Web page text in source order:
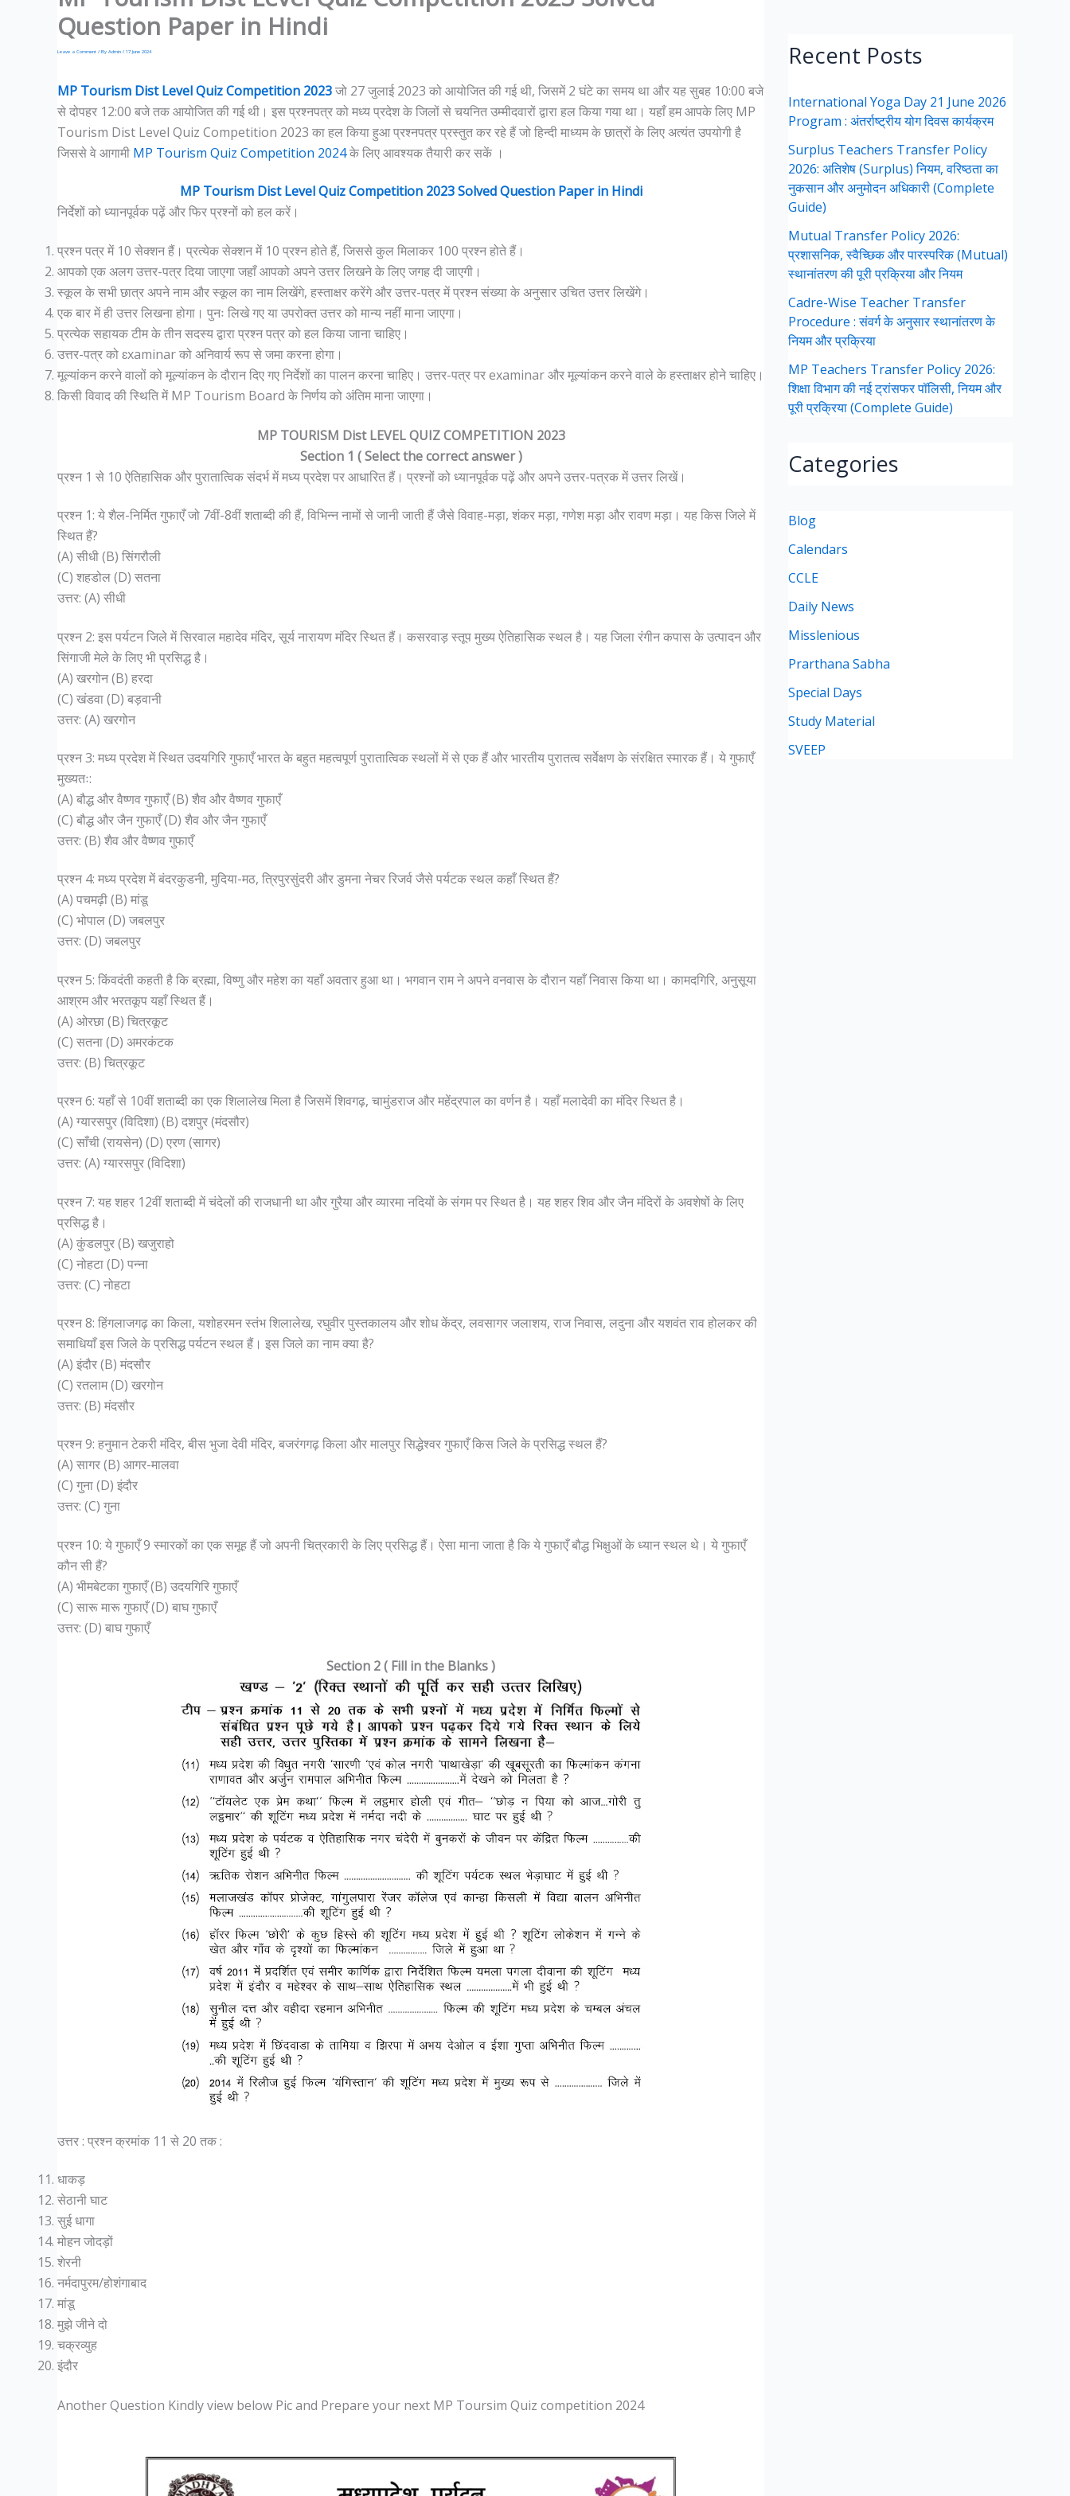
Question Paper in Hindi
Leave a Comment / By Admin / 17 June 2024
MP Tourism Dist Level Quiz Competition 2023जो 27 जुलाई 2023 को आयोजित की गई थी, जिसमें 2 घंटे का समय था और यह सुबह 10:00 बजे
से दोपहर 12:00 बजे तक आयोजित की गई थी। इस प्रश्नपत्र को मध्य प्रदेश के जिलों से चयनित उम्मीदवारों द्वारा हल किया गया था। यहाँ हम आपके लिए MP
Tourism Dist Level Quiz Competition 2023 का हल किया हुआ प्रश्नपत्र प्रस्तुत कर रहे हैं जो हिन्दी माध्यम के छात्रों के लिए अत्यंत उपयोगी है
जिससे वे आगामी MP Tourism Quiz Competition 2024के लिए आवश्यक तैयारी कर सकें ।
MP Tourism Dist Level Quiz Competition 2023 Solved Question Paper in Hindi
निर्देशों को ध्यानपूर्वक पढ़ें और फिर प्रश्नों को हल करें।
प्रश्न पत्र में 10 सेक्शन हैं। प्रत्येक सेक्शन में 10 प्रश्न होते हैं, जिससे कुल मिलाकर 100 प्रश्न होते हैं।
आपको एक अलग उत्तर-पत्र दिया जाएगा जहाँ आपको अपने उत्तर लिखने के लिए जगह दी जाएगी।
स्कूल के सभी छात्र अपने नाम और स्कूल का नाम लिखेंगे, हस्ताक्षर करेंगे और उत्तर-पत्र में प्रश्न संख्या के अनुसार उचित उत्तर लिखेंगे।
एक बार में ही उत्तर लिखना होगा। पुनः लिखे गए या उपरोक्त उत्तर को मान्य नहीं माना जाएगा।
प्रत्येक सहायक टीम के तीन सदस्य द्वारा प्रश्न पत्र को हल किया जाना चाहिए।
उत्तर-पत्र को ɛxaminar को अनिवार्य रूप से जमा करना होगा।
मूल्यांकन करने वालों को मूल्यांकन के दौरान दिए गए निर्देशों का पालन करना चाहिए। उत्तर-पत्र पर examinar और मूल्यांकन करने वाले के हस्ताक्षर होने चाहिए।
किसी विवाद की स्थिति में MP Tourism Board के निर्णय को अंतिम माना जाएगा।
MP TOURISM Dist LEVEL QUIZ COMPETITION 2023
Section 1 ( Select the correct answer )
प्रश्न 1 से 10 ऐतिहासिक और पुरातात्विक संदर्भ में मध्य प्रदेश पर आधारित हैं। प्रश्नों को ध्यानपूर्वक पढ़ें और अपने उत्तर-पत्रक में उत्तर लिखें।
प्रश्न 1: ये शैल-निर्मित गुफाएँ जो 7वीं-8वीं शताब्दी की हैं, विभिन्न नामों से जानी जाती हैं जैसे विवाह-मड़ा, शंकर मड़ा, गणेश मड़ा और रावण मड़ा। यह किस जिले में
स्थित हैं?
(A) सीधी (B) सिंगरौली
(C) शहडोल (D) सतना
उत्तर: (A) सीधी
प्रश्न 2: इस पर्यटन जिले में सिरवाल महादेव मंदिर, सूर्य नारायण मंदिर स्थित हैं। कसरवाड़ स्तूप मुख्य ऐतिहासिक स्थल है। यह जिला रंगीन कपास के उत्पादन और
सिंगाजी मेले के लिए भी प्रसिद्ध है।
(A) खरगोन (B) हरदा
(C) खंडवा (D) बड़वानी
उत्तर: (A) खरगोन
प्रश्न 3: मध्य प्रदेश में स्थित उदयगिरि गुफाएँ भारत के बहुत महत्वपूर्ण पुरातात्विक स्थलों में से एक हैं और भारतीय पुरातत्व सर्वेक्षण के संरक्षित स्मारक हैं। ये गुफाएँ
मुख्यतः:
(A) बौद्ध और वैष्णव गुफाएँ (B) शैव और वैष्णव गुफाएँ
(C) बौद्ध और जैन गुफाएँ (D) शैव और जैन गुफाएँ
उत्तर: (B) शैव और वैष्णव गुफाएँ
प्रश्न 4: मध्य प्रदेश में बंदरकुडनी, मुदिया-मठ, त्रिपुरसुंदरी और डुमना नेचर रिजर्व जैसे पर्यटक स्थल कहाँ स्थित हैं?
(A) पचमढ़ी (B) मांडू
(C) भोपाल (D) जबलपुर
उत्तर: (D) जबलपुर
प्रश्न 5: किंवदंती कहती है कि ब्रह्मा, विष्णु और महेश का यहाँ अवतार हुआ था। भगवान राम ने अपने वनवास के दौरान यहाँ निवास किया था। कामदगिरि, अनुसूया
आश्रम और भरतकूप यहाँ स्थित हैं।
(A) ओरछा (B) चित्रकूट
(C) सतना (D) अमरकंटक
उत्तर: (B) चित्रकूट
प्रश्न 6: यहाँ से 10वीं शताब्दी का एक शिलालेख मिला है जिसमें शिवगढ़, चामुंडराज और महेंद्रपाल का वर्णन है। यहाँ मलादेवी का मंदिर स्थित है।
(A) ग्यारसपुर (विदिशा) (B) दशपुर (मंदसौर)
(C) साँची (रायसेन) (D) एरण (सागर)
उत्तर: (A) ग्यारसपुर (विदिशा)
प्रश्न 7: यह शहर 12वीं शताब्दी में चंदेलों की राजधानी था और गुरैया और व्यारमा नदियों के संगम पर स्थित है। यह शहर शिव और जैन मंदिरों के अवशेषों के लिए
प्रसिद्ध है।
(A) कुंडलपुर (B) खजुराहो
(C) नोहटा (D) पन्ना
उत्तर: (C) नोहटा
प्रश्न 8: हिंगलाजगढ़ का किला, यशोहरमन स्तंभ शिलालेख, रघुवीर पुस्तकालय और शोध केंद्र, लवसागर जलाशय, राज निवास, लदुना और यशवंत राव होलकर की
समाधियाँ इस जिले के प्रसिद्ध पर्यटन स्थल हैं। इस जिले का नाम क्या है?
(A) इंदौर (B) मंदसौर
(C) रतलाम (D) खरगोन
उत्तर: (B) मंदसौर
प्रश्न 9: हनुमान टेकरी मंदिर, बीस भुजा देवी मंदिर, बजरंगगढ़ किला और मालपुर सिद्धेश्वर गुफाएँ किस जिले के प्रसिद्ध स्थल हैं?
(A) सागर (B) आगर-मालवा
(C) गुना (D) इंदौर
उत्तर: (C) गुना
प्रश्न 10: ये गुफाएँ 9 स्मारकों का एक समूह हैं जो अपनी चित्रकारी के लिए प्रसिद्ध हैं। ऐसा माना जाता है कि ये गुफाएँ बौद्ध भिक्षुओं के ध्यान स्थल थे। ये गुफाएँ
कौन सी हैं?
(A) भीमबेटका गुफाएँ (B) उदयगिरि गुफाएँ
(C) सारू मारू गुफाएँ (D) बाघ गुफाएँ
उत्तर: (D) बाघ गुफाएँ
Section 2 ( Fill in the Blanks )
उत्तर : प्रश्न क्रमांक 11 से 20 तक :
धाकड़
सेठानी घाट
सुई धागा
मोहन जोदड़ों
शेरनी
नर्मदापुरम/होशंगाबाद
मांडू
मुझे जीने दो
चक्रव्युह
इंदौर
Another Question Kindly view below Pic and Prepare your next MP Toursim Quiz competition 2024
Recent Posts
International Yoga Day 21 June 2026
Program : अंतर्राष्ट्रीय योग दिवस कार्यक्रम
Surplus Teachers Transfer Policy
2026: अतिशेष (Surplus) नियम, वरिष्ठता का
नुकसान और अनुमोदन अधिकारी (Complete
Guide)
Mutual Transfer Policy 2026:
प्रशासनिक, स्वैच्छिक और पारस्परिक (Mutual)
स्थानांतरण की पूरी प्रक्रिया और नियम
Cadre-Wise Teacher Transfer
Procedure : संवर्ग के अनुसार स्थानांतरण के
नियम और प्रक्रिया
MP Teachers Transfer Policy 2026:
शिक्षा विभाग की नई ट्रांसफर पॉलिसी, नियम और
पूरी प्रक्रिया (Complete Guide)
Categories
Blog
Calendars
CCLE
Daily News
Misslenious
Prarthana Sabha
Special Days
Study Material
SVEEP